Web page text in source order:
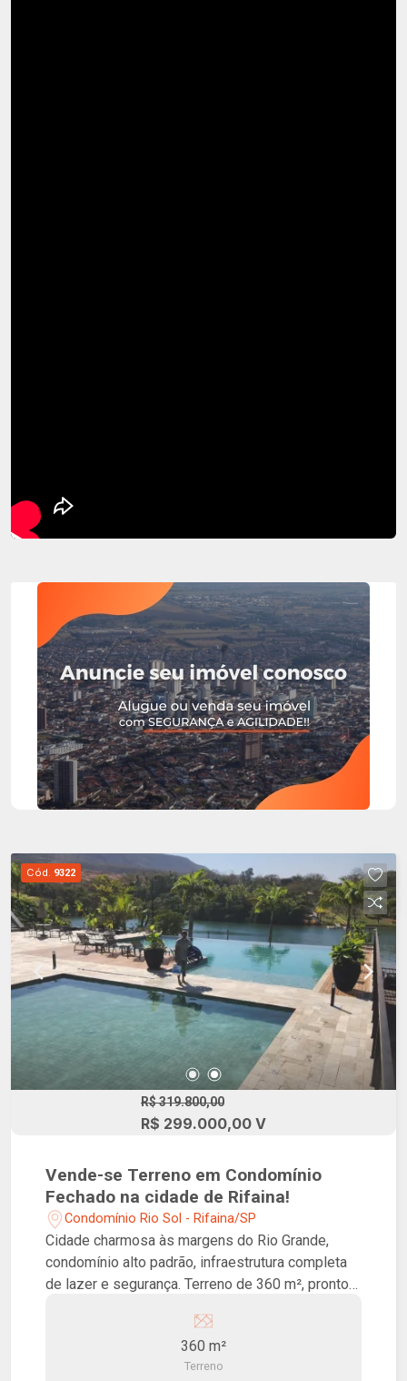
Cód. 9322
R$ 319.800,00
R$ 299.000,00 V
Vende-se Terreno em Condomínio
Fechado na cidade de Rifaina!
Condomínio Rio Sol - Rifaina/SP
Cidade charmosa às margens do Rio Grande,
condomínio alto padrão, infraestrutura completa
de lazer e segurança. Terreno de 360 m², pronto
Privacidade e segurança 24hrs. Lazer completo
restaurante, piscinas, salão de festas, praça fogo,
360 m²
Terreno